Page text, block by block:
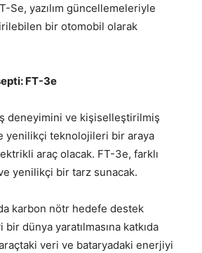
Se, yazılım güncellemeleriyle
bir otomobil olarak
FT-3e
deneyimini ve kişiselleştirilmiş
yenilikçi teknolojileri bir araya
araç olacak. FT-3e, farklı
yenilikçi bir tarz sunacak.
karbon nötr hedefe destek
dünya yaratılmasına katkıda
veri ve bataryadaki enerjiyi